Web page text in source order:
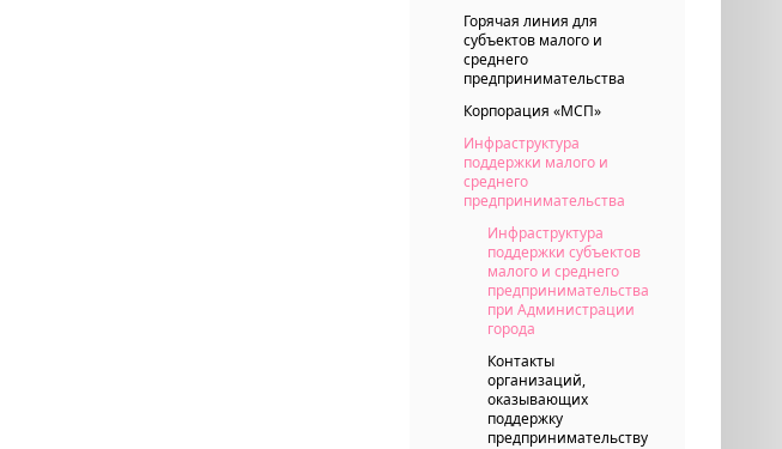
Горячая линия для
субъектов малого и
среднего
предпринимательства
Корпорация «МСП»
Инфраструктура
поддержки малого и
среднего
предпринимательства
Инфраструктура
поддержки субъектов
малого и среднего
предпринимательства
при Администрации
города
Контакты
организаций,
оказывающих
поддержку
предпринимательству